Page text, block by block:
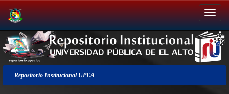
Salir
de
la
navegación
Repositorio Institucional UPEA